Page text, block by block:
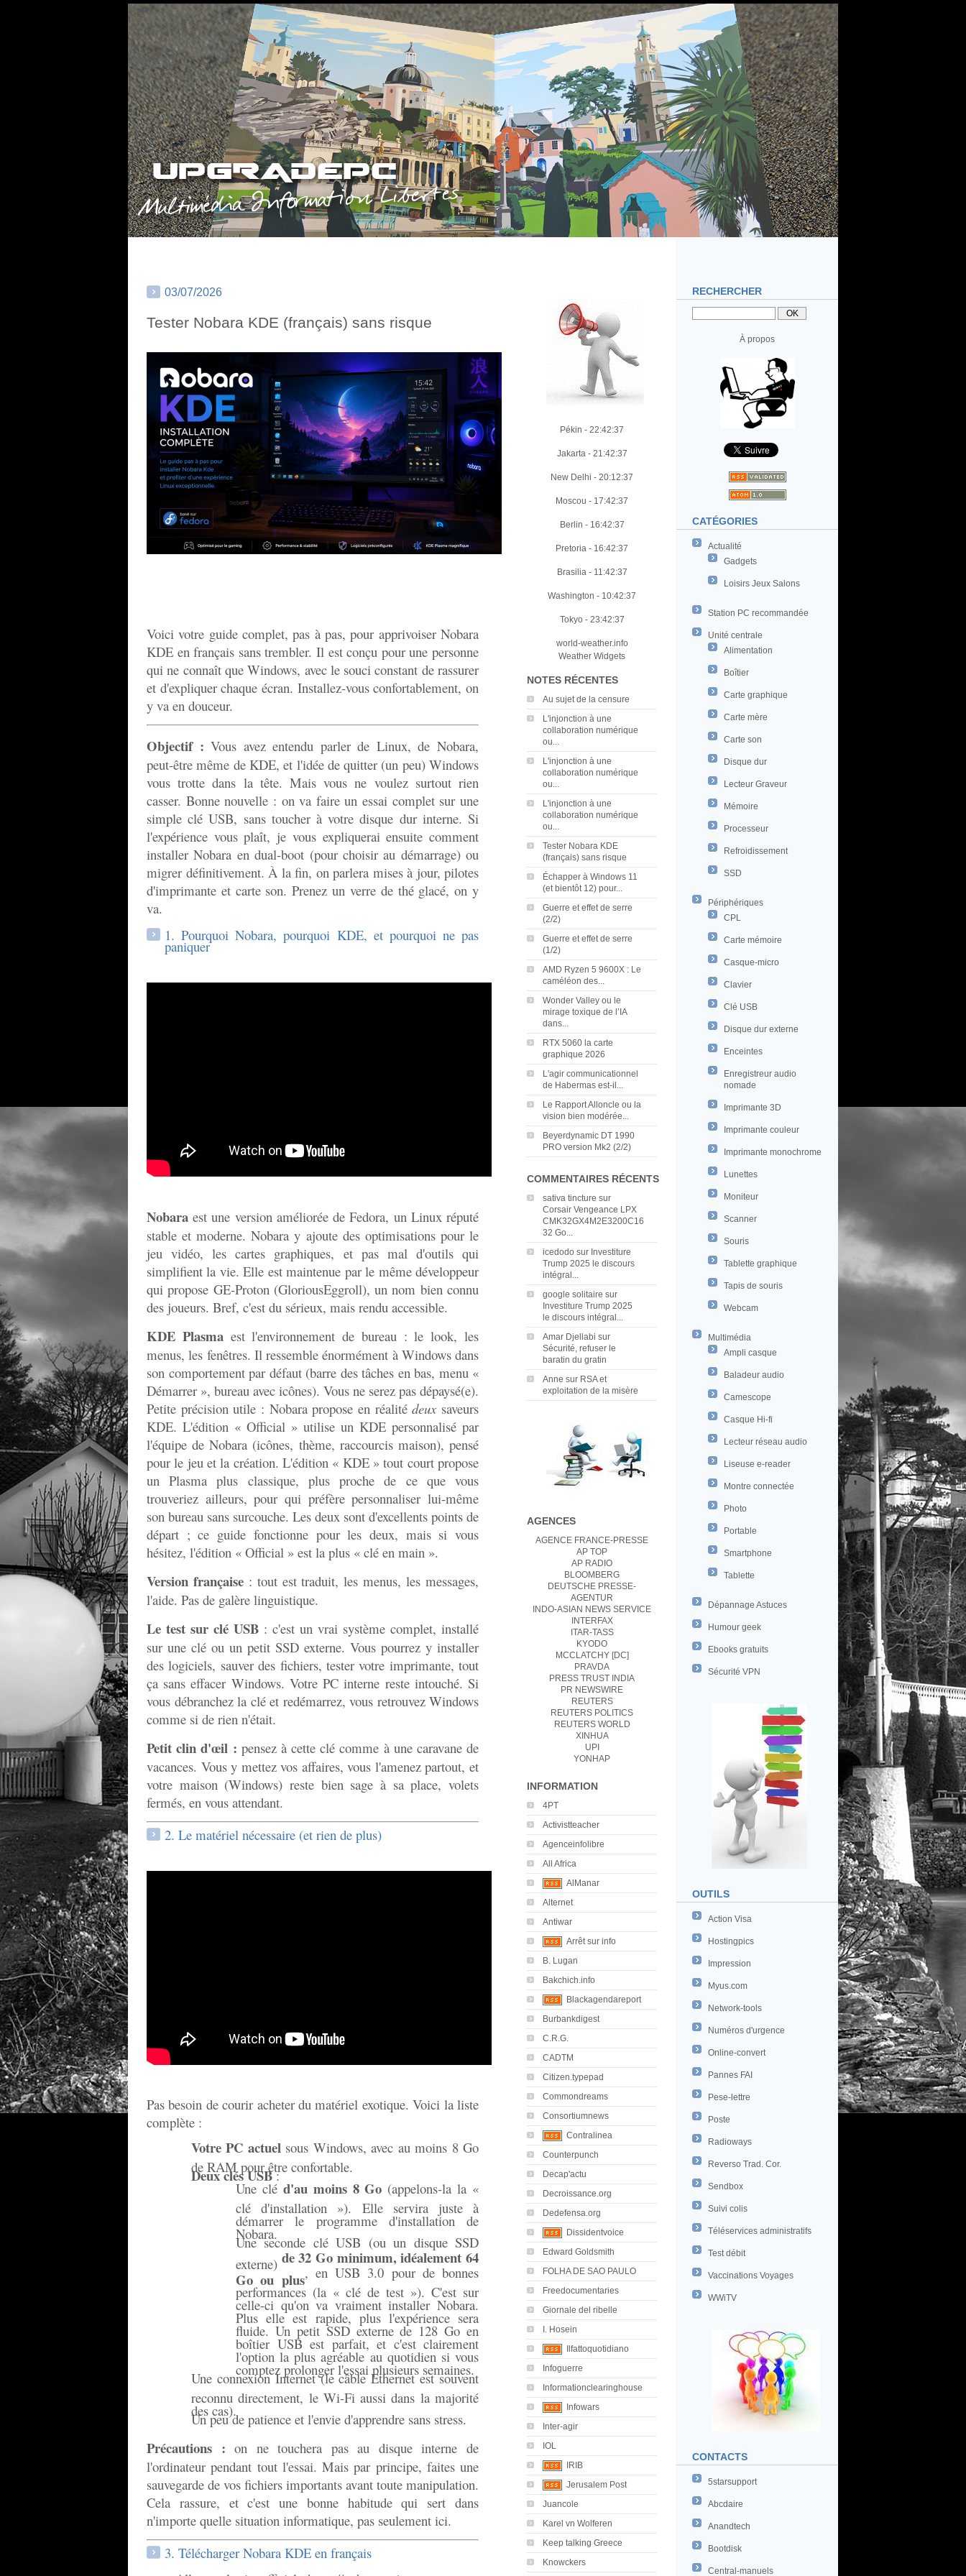
RECHERCHER
À propos
CATÉGORIES
Actualité
Gadgets
Loisirs Jeux Salons
Station PC recommandée
Unité centrale
Alimentation
Boîtier
Carte graphique
Carte mère
Carte son
Disque dur
Lecteur Graveur
Mémoire
Processeur
Refroidissement
SSD
Périphériques
CPL
Carte mémoire
Casque-micro
Clavier
Clé USB
Disque dur externe
Enceintes
Enregistreur audio
nomade
Imprimante 3D
Imprimante couleur
Imprimante monochrome
Lunettes
Moniteur
Scanner
Souris
Tablette graphique
Tapis de souris
Webcam
Multimédia
Ampli casque
Baladeur audio
Camescope
Casque Hi-fi
Lecteur réseau audio
Liseuse e-reader
Montre connectée
Photo
Portable
Smartphone
Tablette
Dépannage Astuces
Humour geek
Ebooks gratuits
Sécurité VPN
OUTILS
Action Visa
Hostingpics
Impression
Myus.com
Network-tools
Numéros d'urgence
Online-convert
Pannes FAI
Pese-lettre
Poste
Radioways
Reverso Trad. Cor.
Sendbox
Suivi colis
Téléservices administratifs
Test débit
Vaccinations Voyages
WWiTV
CONTACTS
5starsupport
Abcdaire
Anandtech
Bootdisk
Central-manuels
Pékin - 22:42:38
Jakarta- 21:42:38
New Delhi - 20:12:38
Moscou - 17:42:38
Berlin - 16:42:38
Pretoria - 16:42:38
Brasilia- 11:42:38
Washington - 10:42:38
Tokyo - 23:42:38
world-weather.info
Weather Widgets
NOTES RÉCENTES
Au sujet de la censure
L'injonction à une
collaboration numérique
ou...
L'injonction à une
collaboration numérique
ou...
L'injonction à une
collaboration numérique
ou...
Tester Nobara KDE
(français) sans risque
Échapper à Windows 11
(et bientôt 12) pour...
Guerre et effet de serre
(2/2)
Guerre et effet de serre
(1/2)
AMD Ryzen 5 9600X : Le
caméléon des...
Wonder Valley ou le
mirage toxique de l’IA
dans...
RTX 5060 la carte
graphique 2026
L'agir communicationnel
de Habermas est-il...
Le Rapport Alloncle ou la
vision bien modérée...
Beyerdynamic DT 1990
PRO version Mk2 (2/2)
COMMENTAIRES RÉCENTS
sativa tincture sur
Corsair Vengeance LPX
CMK32GX4M2E3200C16
32 Go...
icedodo sur Investiture
Trump 2025 le discours
intégral...
google solitaire sur
Investiture Trump 2025
le discours intégral...
Amar Djellabi sur
Sécurité, refuser le
baratin du gratin
Anne sur RSA et
exploitation de la misère
AGENCES
AGENCE FRANCE-PRESSE
AP TOP
AP RADIO
BLOOMBERG
DEUTSCHE PRESSE-
AGENTUR
INDO-ASIAN NEWS SERVICE
INTERFAX
ITAR-TASS
KYODO
MCCLATCHY [DC]
PRAVDA
PRESS TRUST INDIA
PR NEWSWIRE
REUTERS
REUTERS POLITICS
REUTERS WORLD
XINHUA
UPI
YONHAP
INFORMATION
4PT
Activistteacher
Agenceinfolibre
All Africa
AlManar
Alternet
Antiwar
Arrêt sur info
B. Lugan
Bakchich.info
Blackagendareport
Burbankdigest
C.R.G.
CADTM
Citizen.typepad
Commondreams
Consortiumnews
Contralinea
Counterpunch
Decap'actu
Decroissance.org
Dedefensa.org
Dissidentvoice
Edward Goldsmith
FOLHA DE SAO PAULO
Freedocumentaries
Giornale del ribelle
I. Hosein
Ilfattoquotidiano
Infoguerre
Informationclearinghouse
Infowars
Inter-agir
IOL
IRIB
Jerusalem Post
Juancole
Karel vn Wolferen
Keep talking Greece
Knowckers
03/07/2026
Tester Nobara KDE (français) sans risque
Voici votre guide complet, pas à pas, pour apprivoiser Nobara
KDE en français sans trembler. Il est conçu pour une personne
qui ne connaît que Windows, avec le souci constant de rassurer
et d'expliquer chaque écran. Installez-vous confortablement, on
y va en douceur.
Objectif : Vous avez entendu parler de Linux, de Nobara,
peut-être même de KDE, et l'idée de quitter (un peu) Windows
vous trotte dans la tête. Mais vous ne voulez surtout rien
casser. Bonne nouvelle : on va faire un essai complet sur une
simple clé USB, sans toucher à votre disque dur interne. Si
l'expérience vous plaît, je vous expliquerai ensuite comment
installer Nobara en dual-boot (pour choisir au démarrage) ou
migrer définitivement. À la fin, on parlera mises à jour, pilotes
d'imprimante et carte son. Prenez un verre de thé glacé, on y
va.
1. Pourquoi Nobara, pourquoi KDE, et pourquoi ne pas
paniquer
Nobara est une version améliorée de Fedora, un Linux réputé
stable et moderne. Nobara y ajoute des optimisations pour le
jeu vidéo, les cartes graphiques, et pas mal d'outils qui
simplifient la vie. Elle est maintenue par le même développeur
qui propose GE-Proton (GloriousEggroll), un nom bien connu
des joueurs. Bref, c'est du sérieux, mais rendu accessible.
KDE Plasmaest l'environnement de bureau : le look, les
menus, les fenêtres. Il ressemble énormément à Windows dans
son comportement par défaut (barre des tâches en bas, menu «
Démarrer », bureau avec icônes). Vous ne serez pas dépaysé(e).
Petite précision utile : Nobara propose en réalitédeuxsaveurs
KDE. L'édition « Official » utilise un KDE personnalisé par
l'équipe de Nobara (icônes, thème, raccourcis maison), pensé
pour le jeu et la création. L'édition « KDE » tout court propose
un Plasma plus classique, plus proche de ce que vous
trouveriez ailleurs, pour qui préfère personnaliser lui-même
son bureau sans surcouche. Les deux sont d'excellents points de
départ ; ce guide fonctionne pour les deux, mais si vous
hésitez, l'édition « Official » est la plus « clé en main ».
Version française: tout est traduit, les menus, les messages,
l'aide. Pas de galère linguistique.
Le test sur clé USB : c'est un vrai système complet, installé
sur une clé ou un petit SSD externe. Vous pourrez y installer
des logiciels, sauver des fichiers, tester votre imprimante, tout
ça sans effacer Windows. Votre PC interne reste intouché. Si
vous débranchez la clé et redémarrez, vous retrouvez Windows
comme si de rien n'était.
Petit clin d'œil : pensez à cette clé comme à une caravane de
vacances. Vous y mettez vos affaires, vous l'amenez partout, et
votre maison (Windows) reste bien sage à sa place, volets
fermés, en vous attendant.
2. Le matériel nécessaire (et rien de plus)
Pas besoin de courir acheter du matériel exotique. Voici la liste
complète :
Votre PC actuelsous Windows, avec au moins 8 Go
de RAM pour être confortable.
Deux clés USB:
Une clé d'au moins 8 Go (appelons-la la «
clé d'installation »). Elle servira juste à
démarrer le programme d'installation de
Nobara.
Une seconde clé USB (ou un disque SSD
externe) de 32 Go minimum, idéalement 64
Go ou plus , en USB 3.0 pour de bonnes
performances (la « clé de test »). C'est sur
celle-ci qu'on va vraiment installer Nobara.
Plus elle est rapide, plus l'expérience sera
fluide. Un petit SSD externe de 128 Go en
boîtier USB est parfait, et c'est clairement
l'option la plus agréable au quotidien si vous
comptez prolonger l'essai plusieurs semaines.
Une connexion Internet (le câble Ethernet est souvent
reconnu directement, le Wi-Fi aussi dans la majorité
des cas).
Un peu de patience et l'envie d'apprendre sans stress.
Précautions : on ne touchera pas au disque interne de
l'ordinateur pendant tout l'essai. Mais par principe, faites une
sauvegarde de vos fichiers importants avant toute manipulation.
Cela rassure, et c'est une bonne habitude qui sert dans
n'importe quelle situation informatique, pas seulement ici.
3. Télécharger Nobara KDE en français